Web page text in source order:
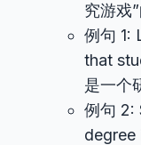
究游戏
例句 1:
that
是一个
例句 2:
degree